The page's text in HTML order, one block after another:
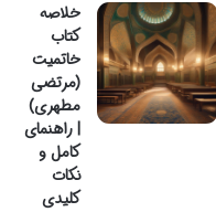
خلاصه
کتاب
خاتمیت
(مرتضی
مطهری)
| راهنمای
کامل و
نکات
کلیدی